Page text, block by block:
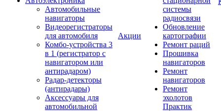
Автомобильные
навигаторы
Видеорегистраторы
для автомобиля
Комбо-устройства 3
в 1 (регистратор с
навигатором или
антирадаром)
Радар-детекторы
(антирадары)
Аксессуары для
автомобильной
Акции
системы
радиосвязи
Обновление
картографии
Ремонт раций
Прошивка
навигаторов
Ремонт
навигаторов
Ремонт
эхолотов
Практик